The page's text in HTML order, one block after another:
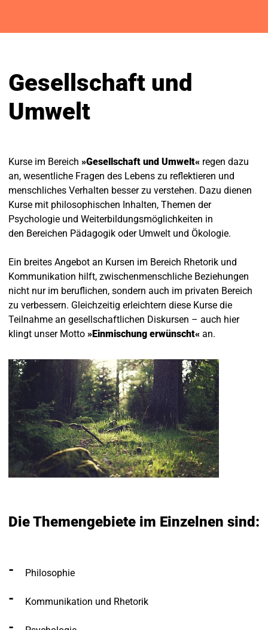
Gesellschaft und
Umwelt
Kurse im Bereich »Gesellschaft und Umwelt« regen dazu
an, wesentliche Fragen des Lebens zu reflektieren und
menschliches Verhalten besser zu verstehen. Dazu dienen
Kurse mit philosophischen Inhalten, Themen der
Psychologie und Weiterbildungsmöglichkeiten in
den Bereichen Pädagogik oder Umwelt und Ökologie.
Ein breites Angebot an Kursen im Bereich Rhetorik und
Kommunikation hilft, zwischenmenschliche Beziehungen
nicht nur im beruflichen, sondern auch im privaten Bereich
zu verbessern. Gleichzeitig erleichtern diese Kurse die
Teilnahme an gesellschaftlichen Diskursen – auch hier
klingt unser Motto »Einmischung erwünscht« an.
Die Themengebiete im Einzelnen sind:
Philosophie
Kommunikation und Rhetorik